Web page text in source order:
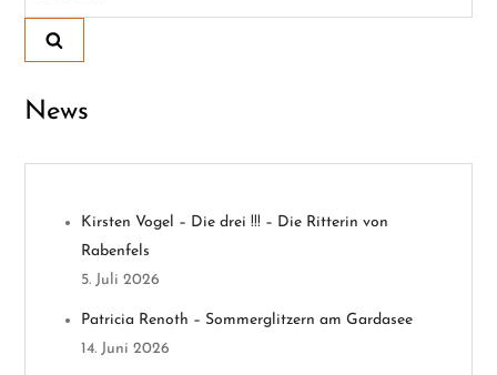
r
g
s
n
v
News
Kirsten Vogel – Die drei !!! – Die Ritterin von
Rabenfels
5. Juli 2026
Patricia Renoth – Sommerglitzern am Gardasee
14. Juni 2026